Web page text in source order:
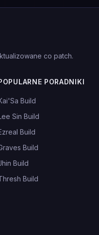
co patch.
PORADNIKI
Build
Sin Build
Build
Build
Build
Build